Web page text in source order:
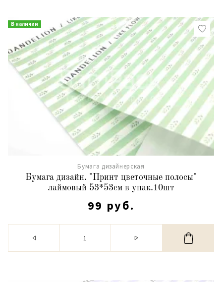
В наличии
Бумага дизайнерская
Бумага дизайн. "Принт цветочные полосы"
лаймовый 53*53см в упак.10шт
99 руб.